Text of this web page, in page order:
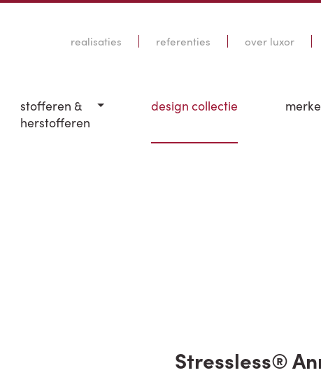
realisaties referenties over luxor
stofferen &
herstofferen
design collectie
Stressless®